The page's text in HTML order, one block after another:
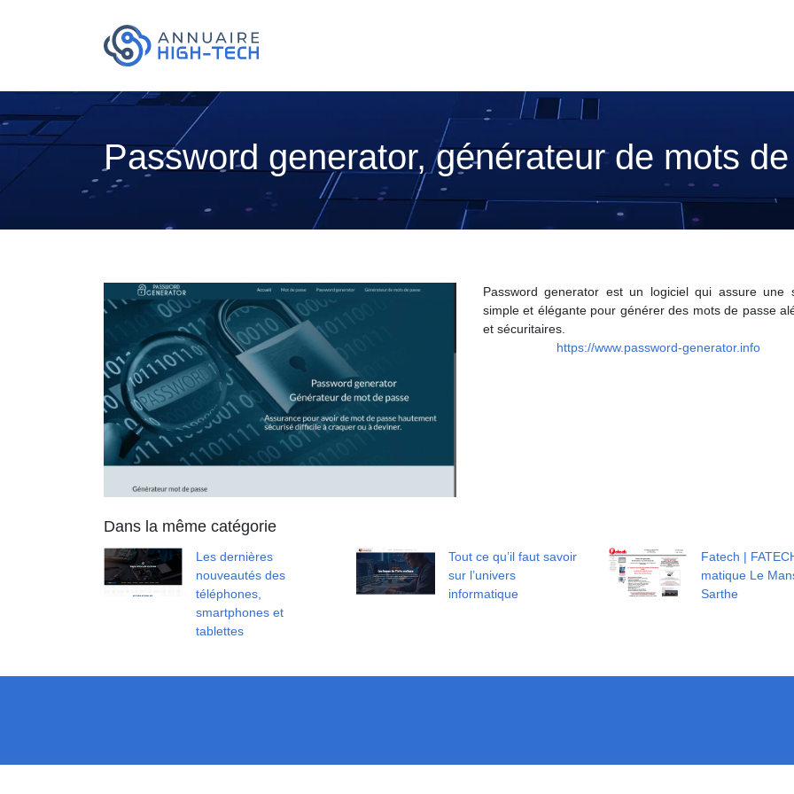
Password generator, générateur de mots
Password generator est un logiciel qui assure une
simple et élégante pour générer des mots de passe
et sécuritaires.
https://www.password-generator.info
Dans la même catégorie
Les dernières
nouveautés des
téléphones,
smartphones et
tablettes
Tout ce qu’il faut savoir
sur l’univers
informatique
Fatech |
mati­que Le
Sarthe